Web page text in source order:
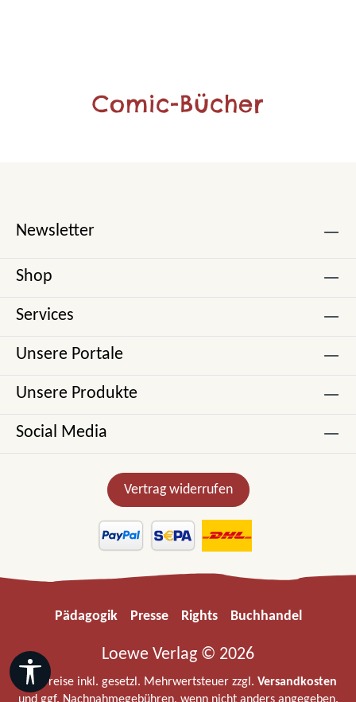
Comic-Bücher
Newsletter
Shop
Services
Unsere Portale
Unsere Produkte
Social Media
Vertrag widerrufen
Pädagogik Presse Rights Buchhandel
Loewe Verlag © 2026
Alle Preise inkl. gesetzl. Mehrwertsteuer zzgl. Versandkosten
und ggf. Nachnahmegebühren, wenn nicht anders angegeben.
Werkzeugleiste anzeigen